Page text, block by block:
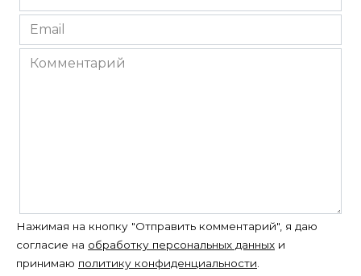
*
Email
*
Комментарий
Нажимая на кнопку "Отправить комментарий", я даю
согласие на обработку персональных данных и
принимаю политику конфиденциальности.